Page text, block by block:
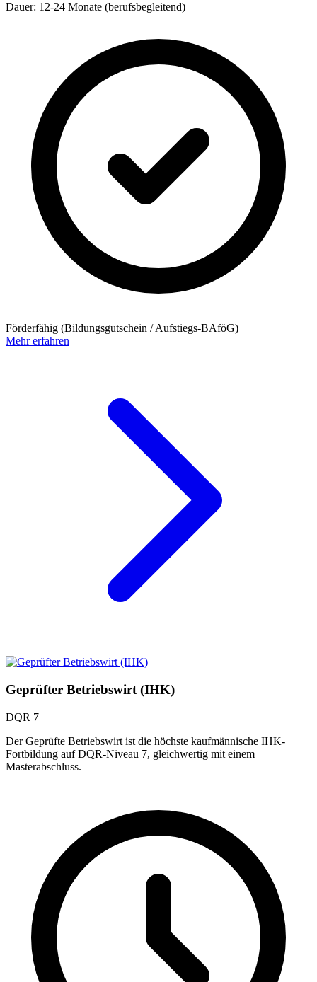
Dauer: 12-24 Monate (berufsbegleitend)
Förderfähig (Bildungsgutschein / Aufstiegs-BAföG)
Mehr erfahren
Geprüfter Betriebswirt (IHK)
DQR 7
Der Geprüfte Betriebswirt ist die höchste kaufmännische IHK-
Fortbildung auf DQR-Niveau 7, gleichwertig mit einem
Masterabschluss.